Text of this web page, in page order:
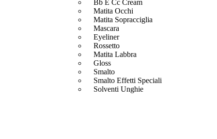
Bb E Cc Cream
Matita Occhi
Matita Sopracciglia
Mascara
Eyeliner
Rossetto
Matita Labbra
Gloss
Smalto
Smalto Effetti Speciali
Solventi Unghie